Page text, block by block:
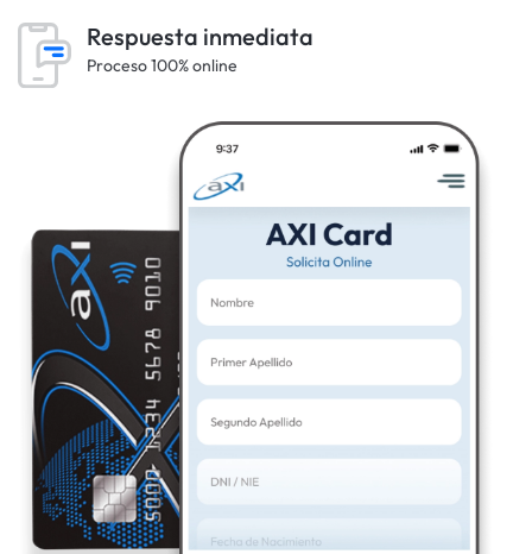
Respuesta inmediata
Proceso 100% online